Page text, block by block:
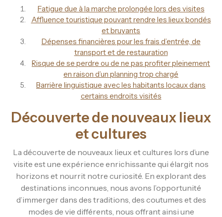
Fatigue due à la marche prolongée lors des visites
Affluence touristique pouvant rendre les lieux bondés
et bruyants
Dépenses financières pour les frais d’entrée, de
transport et de restauration
Risque de se perdre ou de ne pas profiter pleinement
en raison d’un planning trop chargé
Barrière linguistique avec les habitants locaux dans
certains endroits visités
Découverte de nouveaux lieux
et cultures
La découverte de nouveaux lieux et cultures lors d’une
visite est une expérience enrichissante qui élargit nos
horizons et nourrit notre curiosité. En explorant des
destinations inconnues, nous avons l’opportunité
d’immerger dans des traditions, des coutumes et des
modes de vie différents, nous offrant ainsi une